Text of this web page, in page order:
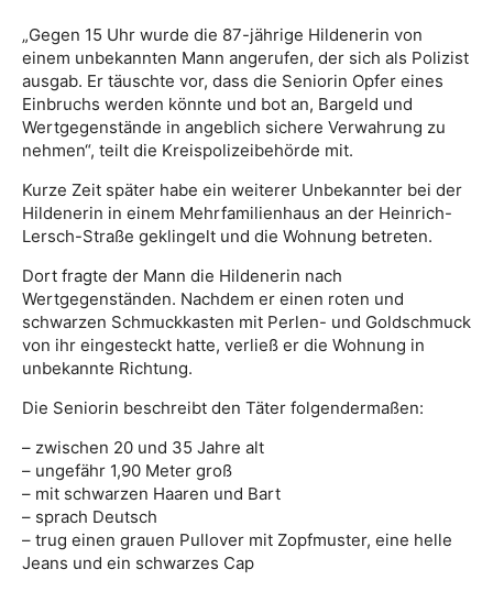
„Gegen 15 Uhr wurde die 87-jährige Hildenerin von
einem unbekannten Mann angerufen, der sich als Polizist
ausgab. Er täuschte vor, dass die Seniorin Opfer eines
Einbruchs werden könnte und bot an, Bargeld und
Wertgegenstände in angeblich sichere Verwahrung zu
nehmen“, teilt die Kreispolizeibehörde mit.
Kurze Zeit später habe ein weiterer Unbekannter bei der
Hildenerin in einem Mehrfamilienhaus an der Heinrich-
Lersch-Straße geklingelt und die Wohnung betreten.
Dort fragte der Mann die Hildenerin nach
Wertgegenständen. Nachdem er einen roten und
schwarzen Schmuckkasten mit Perlen- und Goldschmuck
von ihr eingesteckt hatte, verließ er die Wohnung in
unbekannte Richtung.
Die Seniorin beschreibt den Täter folgendermaßen:
– zwischen 20 und 35 Jahre alt
– ungefähr 1,90 Meter groß
– mit schwarzen Haaren und Bart
– sprach Deutsch
– trug einen grauen Pullover mit Zopfmuster, eine helle
Jeans und ein schwarzes Cap